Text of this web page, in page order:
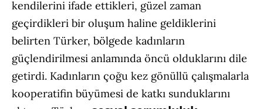
kendilerini ifade ettikleri, güzel zaman
geçirdikleri bir oluşum haline geldiklerini
belirten Türker, bölgede kadınların
güçlendirilmesi anlamında öncü olduklarını dile
getirdi. Kadınların çoğu kez gönüllü çalışmalarla
kooperatifin büyümesi de katkı sunduklarını